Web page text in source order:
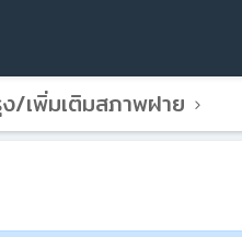
/เพิ่มเติมสภาพฝาย